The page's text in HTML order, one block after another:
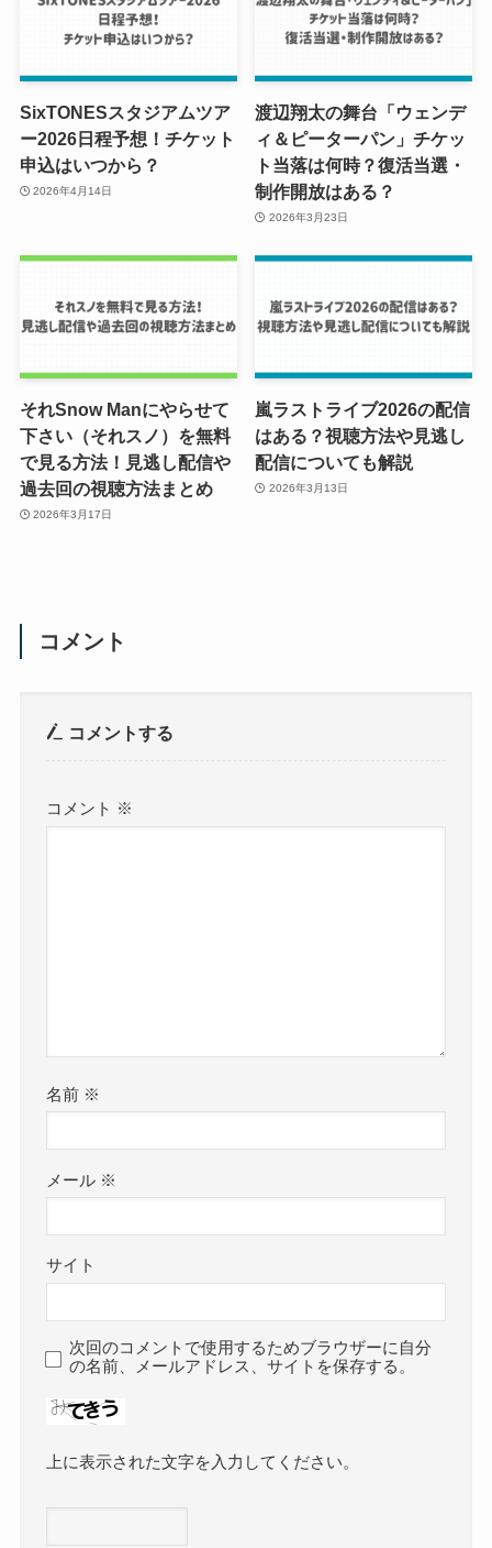
SixTONESスタジアムツア
ー2026日程予想！チケット
申込はいつから？
2026年4月14日
渡辺翔太の舞台「ウェンデ
ィ＆ピーターパン」チケッ
ト当落は何時？復活当選・
制作開放はある？
2026年3月23日
それSnow Manにやらせて
下さい（それスノ）を無料
で見る方法！見逃し配信や
過去回の視聴方法まとめ
2026年3月17日
嵐ラストライブ2026の配信
はある？視聴方法や見逃し
配信についても解説
2026年3月13日
コメント
コメントする
コメント ※
名前 ※
メール ※
サイト
次回のコメントで使用するためブラウザーに自分
の名前、メールアドレス、サイトを保存する。
上に表示された文字を入力してください。